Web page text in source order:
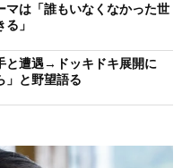
マは「誰もいなくなかった世
」
と遭遇→ドッキドキ展開に
」と野望語る